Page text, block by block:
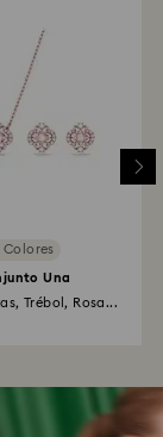
Colores
Una
Trébol, Rosa...